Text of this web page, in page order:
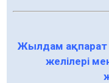
Жылдам ақпарат
желілері